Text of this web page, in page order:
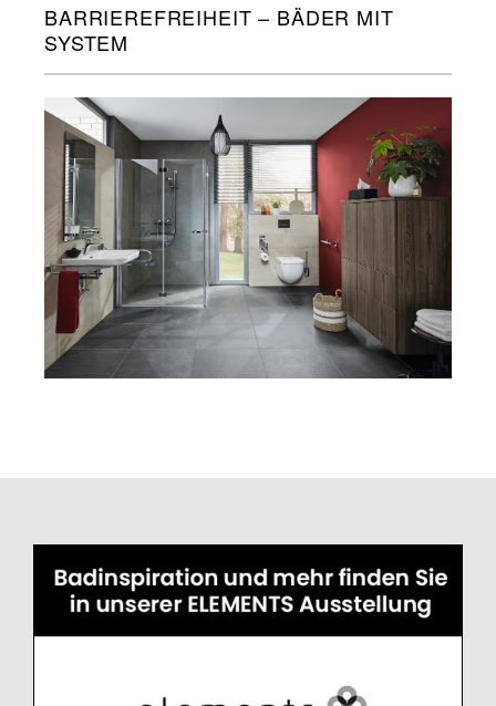
BARRIEREFREIHEIT – BÄDER MIT
SYSTEM